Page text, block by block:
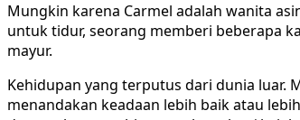
Mungkin karena Carmel adalah wanita
untuk tidur, seorang memberi beberapa
mayur.
Kehidupan yang terputus dari dunia luar.
menandakan keadaan lebih baik atau